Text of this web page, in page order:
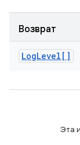
Возврат
LogLevel[]
Эта